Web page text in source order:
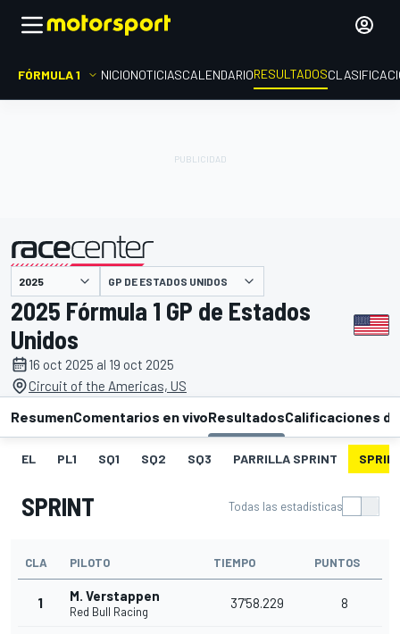
FÓRMULA 1 INICIONOTICIASCALENDARIORESULTADOS
presentado por GP DE ESTADOS UNIDOS
2025 Fórmula 1 GP de Estados
Unidos
16 oct 2025 al 19 oct 2025
Circuit of the Americas, US
ResumenComentarios en vivoResultadosCalificaciones
EL PL1 SQ1 SQ2 SQ3 PARRILLA SPRINT
SPRINT Todas las estadísticas
CLA PILOTO TIEMPO PUNTOS
1 M. Verstappen
Red Bull Racing
37'58.229 8